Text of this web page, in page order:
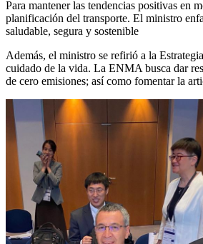
Para mantener las tendencias positivas en
planificación del transporte. El ministro
saludable, segura y sostenible
Además, el ministro se refirió a la
cuidado de la vida. La ENMA busca dar
de cero emisiones; así como fomentar la